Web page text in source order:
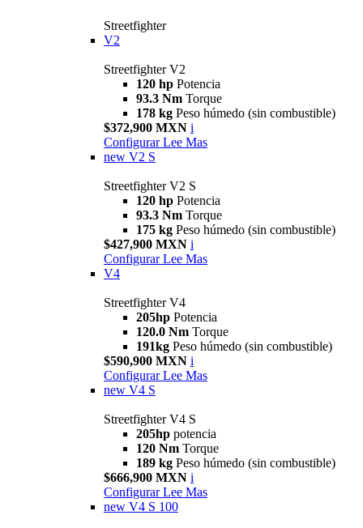
Streetfighter
V2
Streetfighter V2
120 hp Potencia
93.3 Nm Torque
178 kg Peso húmedo (sin combustible)
$372,900 MXN i
Configurar Lee Mas
new V2 S
Streetfighter V2 S
120 hp Potencia
93.3 Nm Torque
175 kg Peso húmedo (sin combustible)
$427,900 MXN i
Configurar Lee Mas
V4
Streetfighter V4
205hp Potencia
120.0 Nm Torque
191kg Peso húmedo (sin combustible)
$590,900 MXN i
Configurar Lee Mas
new V4 S
Streetfighter V4 S
205hp potencia
120 Nm Torque
189 kg Peso húmedo (sin combustible)
$666,900 MXN i
Configurar Lee Mas
new V4 S 100